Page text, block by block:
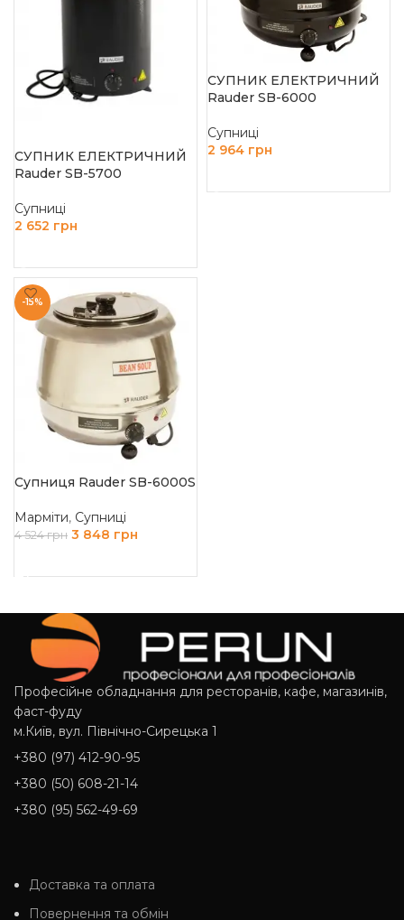
СУПНИК ЕЛЕКТРИЧНИЙ
Rauder SB-5700
Супниці
2 652 грн
СУПНИК ЕЛЕКТРИЧНИЙ
Rauder SB-6000
Супниці
2 964 грн
-15%
Супниця Rauder SB-6000S
Марміти, Супниці
4 524грн 3 848 грн
Професійне обладнання для ресторанів, кафе, магазинів,
фаст-фуду
м.Київ, вул. Північно-Сирецька 1
+380 (97) 412-90-95
+380 (50) 608-21-14
+380 (95) 562-49-69
Доставка та оплата
Повернення та обмін